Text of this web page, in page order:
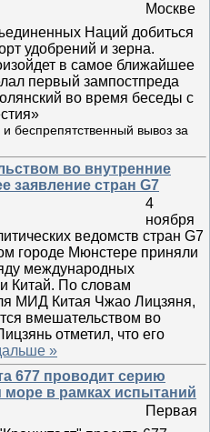
Москве
Наций добиться
удобрений и зерна.
в самое ближайшее
первый зампостпреда
во время беседы с
беспрепятственный вывоз за
во внутренние
заявление стран G7
4
ноября
ведомств стран G7
городе Мюнстере приняли
международных
Китай. По словам
МИД Китая Чжао Лицзяня,
вмешательством во
отметил, что его
»
677 проводит серию
море в рамках испытаний
Первая